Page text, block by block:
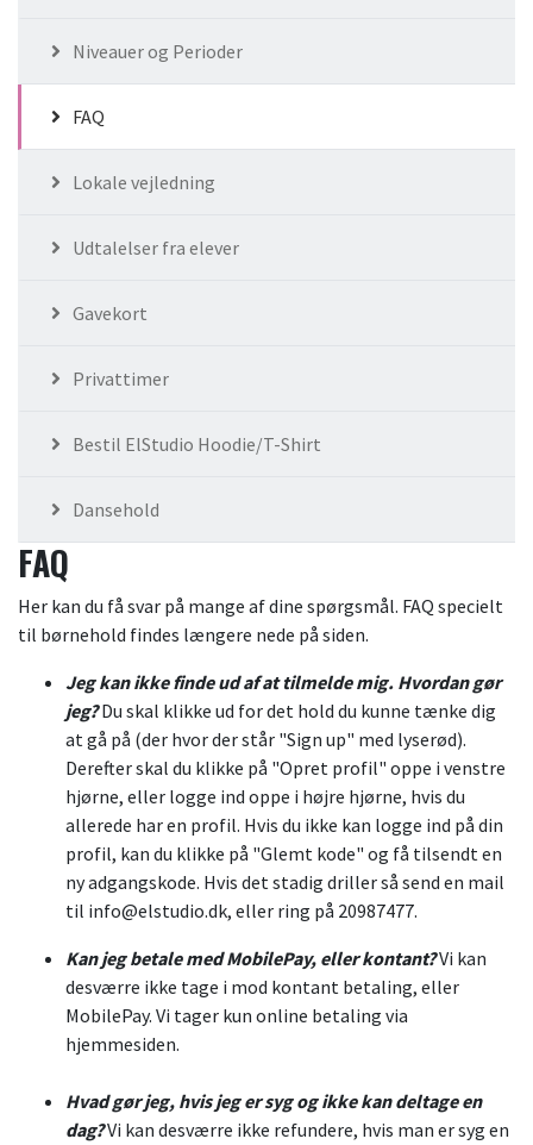
Niveauer og Perioder
FAQ
Lokale vejledning
Udtalelser fra elever
Gavekort
Privattimer
Bestil ElStudio Hoodie/T-Shirt
Dansehold
FAQ
Her kan du få svar på mange af dine spørgsmål. FAQ specielt
til børnehold findes længere nede på siden.
Jeg kan ikke finde ud af at tilmelde mig. Hvordan gør
jeg?Du skal klikke ud for det hold du kunne tænke dig
at gå på (der hvor der står "Sign up" med lyserød).
Derefter skal du klikke på "Opret profil" oppe i venstre
hjørne, eller logge ind oppe i højre hjørne, hvis du
allerede har en profil. Hvis du ikke kan logge ind på din
profil, kan du klikke på "Glemt kode" og få tilsendt en
ny adgangskode. Hvis det stadig driller så send en mail
til info@elstudio.dk, eller ring på 20987477.
Kan jeg betale med MobilePay, eller kontant?Vi kan
desværre ikke tage i mod kontant betaling, eller
MobilePay. Vi tager kun online betaling via
hjemmesiden.
Hvad gør jeg, hvis jeg er syg og ikke kan deltage en
dag?Vi kan desværre ikke refundere, hvis man er syg en